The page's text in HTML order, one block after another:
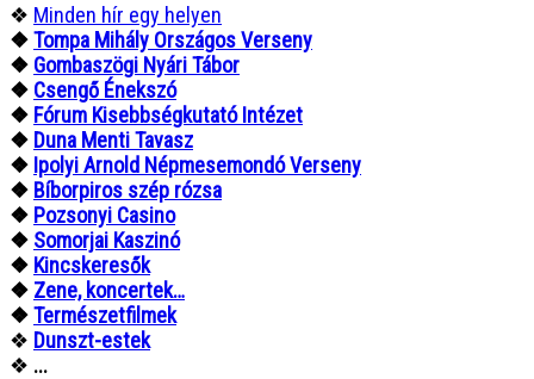
❖ Minden hír egy helyen
❖Tompa Mihály Országos Verseny
❖ Gombaszögi Nyári Tábor
❖ Csengő Énekszó
❖ Fórum Kisebbségkutató Intézet
❖ Duna Menti Tavasz
❖ Ipolyi Arnold Népmesemondó Verseny
❖ Bíborpiros szép rózsa
❖ Pozsonyi Casino
❖ Somorjai Kaszinó
❖ Kincskeresők
❖ Zene, koncertek…
❖Természetfilmek
❖ Dunszt-estek
❖ ...